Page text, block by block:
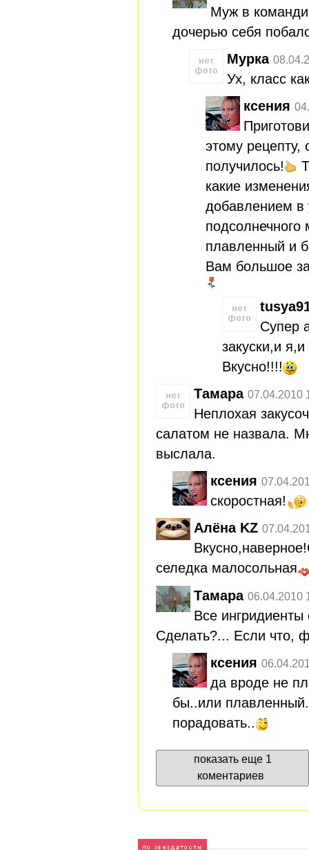
Муж в
дочерью себя
Мурка
Ух, класс
ксения
этому рецепту,
получилось!
какие
добавлением в
плавленный и
Вам большое
Супер
закуски,и
Вкусно!!!!
Тамара 07.04.2010
Неплохая
салатом не назвала.
выслала.
ксения
скоростная!
Алёна KZ
селедка малосольная
Тамара 06.04.2010
Все
Сделать?... Если что,
ксения
да вроде не
бы..или
порадовать..
показать еще 1
коментариев